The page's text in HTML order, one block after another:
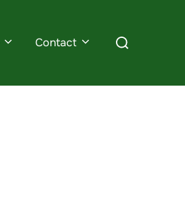
Contact
Rechercher :